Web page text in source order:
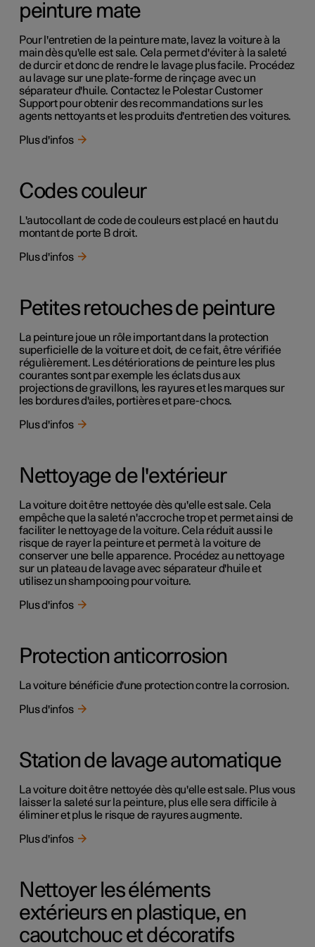
peinture mate
Pour l'entretien de la peinture mate, lavez la voiture à la
main dès qu'elle est sale. Cela permet d'éviter à la saleté
de durcir et donc de rendre le lavage plus facile. Procédez
au lavage sur une plate-forme de rinçage avec un
séparateur d'huile. Contactez le Polestar Customer
Support pour obtenir des recommandations sur les
agents nettoyants et les produits d'entretien des voitures.
Plus d'infos
Codes couleur
L'autocollant de code de couleurs est placé en haut du
montant de porte B droit.
Plus d'infos
Petites retouches de peinture
La peinture joue un rôle important dans la protection
superficielle de la voiture et doit, de ce fait, être vérifiée
régulièrement. Les détériorations de peinture les plus
courantes sont par exemple les éclats dus aux
projections de gravillons, les rayures et les marques sur
les bordures d'ailes, portières et pare-chocs.
Plus d'infos
Nettoyage de l'extérieur
La voiture doit être nettoyée dès qu'elle est sale. Cela
empêche que la saleté n'accroche trop et permet ainsi de
faciliter le nettoyage de la voiture. Cela réduit aussi le
risque de rayer la peinture et permet à la voiture de
conserver une belle apparence. Procédez au nettoyage
sur un plateau de lavage avec séparateur d'huile et
utilisez un shampooing pour voiture.
Plus d'infos
Protection anticorrosion
La voiture bénéficie d'une protection contre la corrosion.
Plus d'infos
Station de lavage automatique
La voiture doit être nettoyée dès qu'elle est sale. Plus vous
laisser la saleté sur la peinture, plus elle sera difficile à
éliminer et plus le risque de rayures augmente.
Plus d'infos
Nettoyer les éléments
extérieurs en plastique, en
caoutchouc et décoratifs